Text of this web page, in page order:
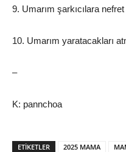
9. Umarım şarkıcılara
10. Umarım yaratacakları
–
K: pannchoa
ETIKETLER 2025 MAMA